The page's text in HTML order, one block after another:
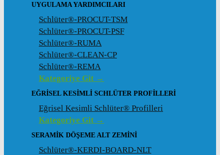
UYGULAMA YARDIMCILARI
Schlüter®-PROCUT-TSM
Schlüter®-PROCUT-PSF
Schlüter®-RUMA
Schlüter®-CLEAN-CP
Schlüter®-REMA
Kategoriye Git →
EĞRISEL KESIMLI SCHLÜTER PROFILLERI
Eğrisel Kesimli Schlüter® Profilleri
Kategoriye Git →
SERAMIK DÖŞEME ALT ZEMINI
Schlüter®-KERDI-BOARD-NLT